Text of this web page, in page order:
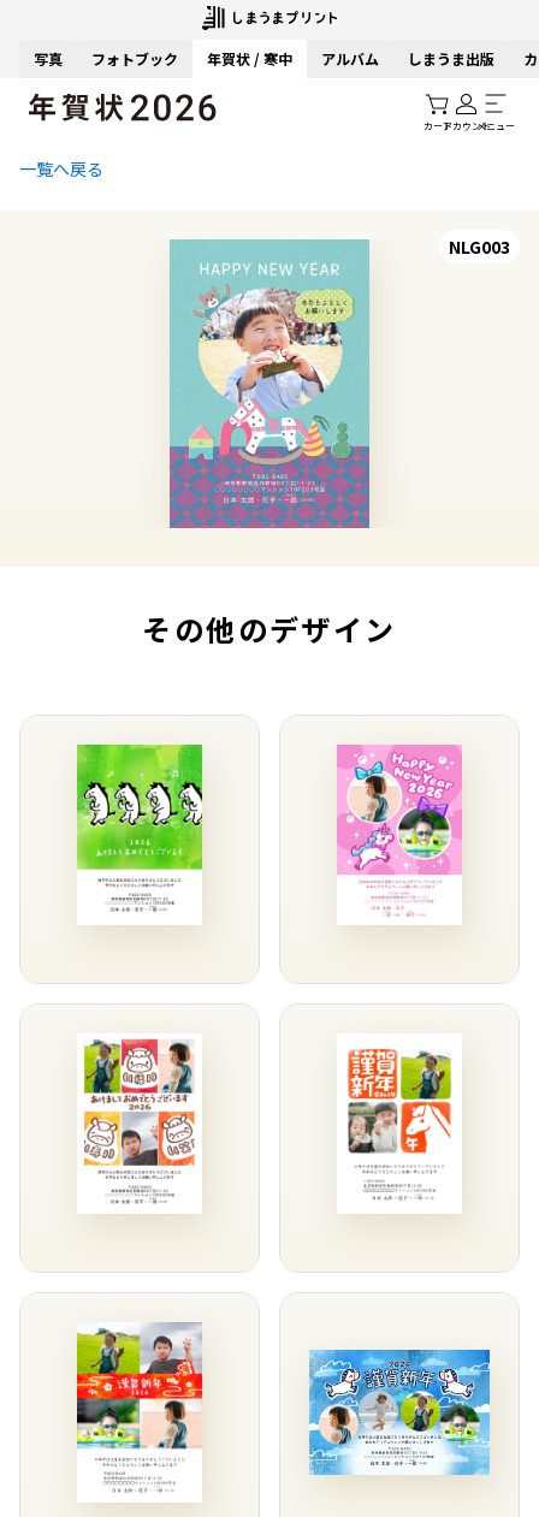
写真 フォトブック 年賀状 / 寒中 アルバム しまうま出版
カートアカウントメニュー
一覧へ戻る
NLG003
その他のデザイン